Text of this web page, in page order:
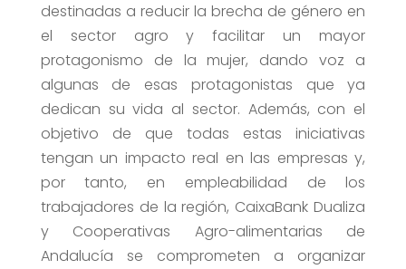
destinadas a reducir la brecha de género en
el sector agro y facilitar un mayor
protagonismo de la mujer, dando voz a
algunas de esas protagonistas que ya
dedican su vida al sector. Además, con el
objetivo de que todas estas iniciativas
tengan un impacto real en las empresas y,
por tanto, en empleabilidad de los
trabajadores de la región, CaixaBank Dualiza
y Cooperativas Agro-alimentarias de
Andalucía se comprometen a organizar